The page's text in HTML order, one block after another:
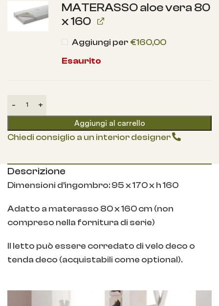
MATERASSO aloe vera 80
x 160
Aggiungi per €160,00
Esaurito
Aggiungi al carrello
Chiedi consiglio a un interior designer
Descrizione
Dimensioni d'ingombro: 95 x 170 x h 160
Adatto a materasso 80 x 160 cm (non
compreso nella fornitura di serie)
Il letto può essere corredato di velo deco o
tenda deco (acquistabili come optional).